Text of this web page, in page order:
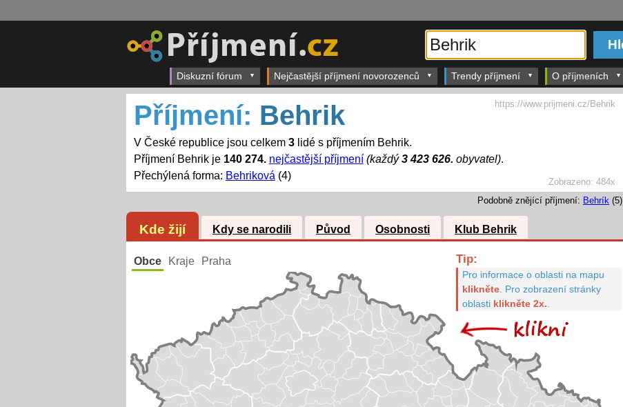
Diskuzní fórum Nejčastější příjmení novorozenců Trendy příjmení O příjmeních
Zobrazeno:484x
Příjmení: Behrik
V České republice jsou celkem 3lidé s příjmením Behrik.
Příjmení Behrik je 140 274. nejčastější příjmení (každý3 423 626. obyvatel).
Přechýlená forma: Behriková (4)
https://www.prijmeni.cz/Behrik
Podobně znějící příjmení: Behrík (5)
Kde žijí Kdy se narodili Původ Osobnosti Klub Behrik
Obce Kraje Praha Tip:
Pro informace o oblasti na mapu
klikněte. Pro zobrazení stránky
oblasti klikněte 2x.